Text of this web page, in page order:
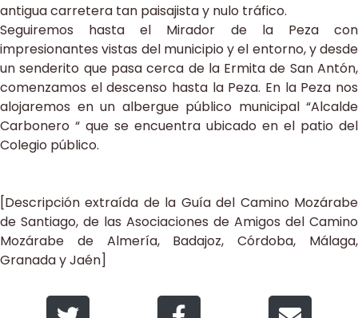
antigua carretera tan paisajista y nulo tráfico.
Seguiremos hasta el Mirador de la Peza con
impresionantes vistas del municipio y el entorno, y desde
un senderito que pasa cerca de la Ermita de San Antón,
comenzamos el descenso hasta la Peza. En la Peza nos
alojaremos en un albergue público municipal “Alcalde
Carbonero “ que se encuentra ubicado en el patio del
Colegio público.
[Descripción extraída de la Guía del Camino Mozárabe
de Santiago, de las Asociaciones de Amigos del Camino
Mozárabe de Almería, Badajoz, Córdoba, Málaga,
Granada y Jaén]